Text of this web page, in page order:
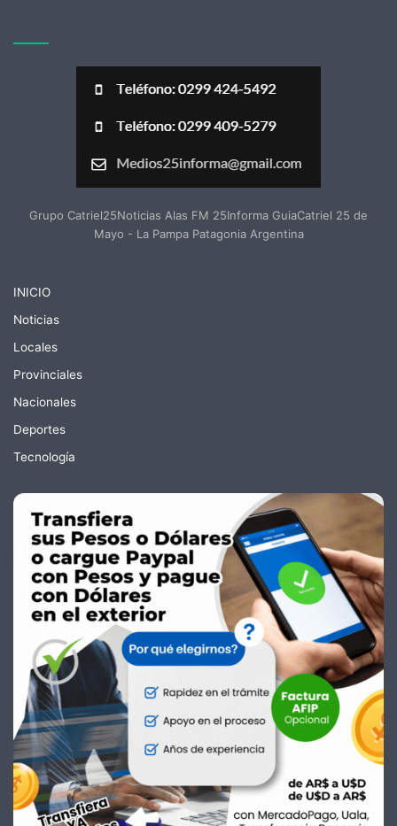
Grupo Catriel25Noticias Alas FM 25Informa GuiaCatriel 25 de
Mayo - La Pampa Patagonia Argentina
INICIO
Noticias
Locales
Provinciales
Nacionales
Deportes
Tecnología